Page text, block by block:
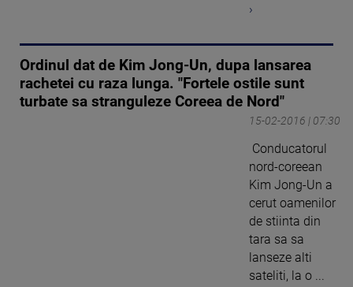
›
Ordinul dat de Kim Jong-Un, dupa lansarea
rachetei cu raza lunga. "Fortele ostile sunt
turbate sa stranguleze Coreea de Nord"
15-02-2016 | 07:30
Conducatorul
nord-coreean
Kim Jong-Un a
cerut oamenilor
de stiinta din
tara sa sa
lanseze alti
sateliti, la o ...